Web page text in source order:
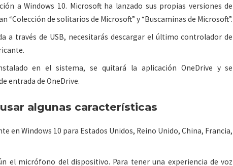
a Windows 10. Microsoft ha lanzado sus propias versiones de
“Colección de solitarios de Microsoft” y “Buscaminas de Microsoft”.
a través de USB, necesitarás descargar el último controlador de
en el sistema, se quitará la aplicación OneDrive y se
entrada de OneDrive.
algunas características
en Windows 10 para Estados Unidos, Reino Unido, China, Francia,
el micrófono del dispositivo. Para tener una experiencia de voz